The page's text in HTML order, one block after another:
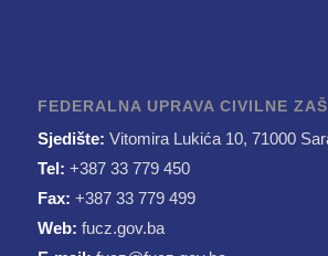
FEDERALNA UPRAVA CIVILNE
Sjedište: Vitomira Lukića 10, 71000
Tel: +387 33 779 450
Fax: +387 33 779 499
Web: fucz.gov.ba